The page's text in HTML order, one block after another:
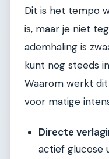
Dit is het tempo
is, maar je niet
ademhaling is
kunt nog steeds
Waarom werkt
voor matige
Directe
actief glucose